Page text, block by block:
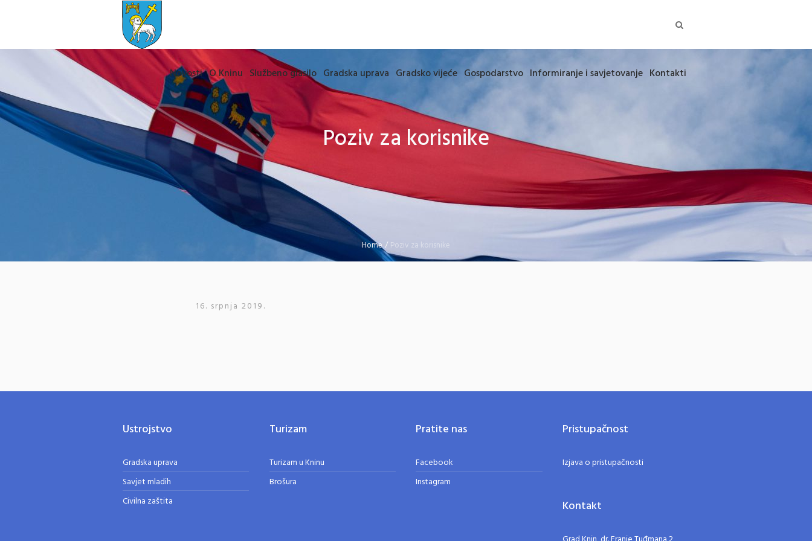
Novosti O Kninu Službeno glasilo Gradska uprava Gradsko vijeće Gospodarstvo Informiranje i savjetovanje Kontakti
Poziv za korisnike
Home/Poziv za korisnike
16. srpnja 2019.
Ustrojstvo
Gradska uprava
Savjet mladih
Civilna zaštita
Turizam
Turizam u Kninu
Brošura
Pratite nas
Facebook
Instagram
Pristupačnost
Izjava o pristupačnosti
Kontakt